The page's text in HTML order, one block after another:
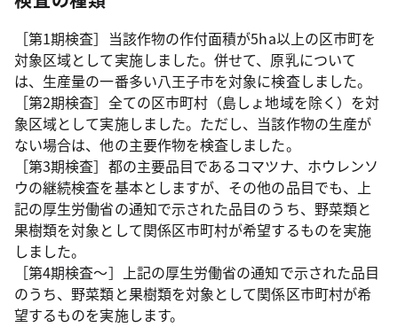
［第1期検査］当該作物の作付面積が5ha以上の区市町を
対象区域として実施しました。併せて、原乳について
は、生産量の一番多い八王子市を対象に検査しました。
［第2期検査］全ての区市町村（島しょ地域を除く）を対
象区域として実施しました。ただし、当該作物の生産が
ない場合は、他の主要作物を検査しました。
［第3期検査］都の主要品目であるコマツナ、ホウレンソ
ウの継続検査を基本としますが、その他の品目でも、上
記の厚生労働省の通知で示された品目のうち、野菜類と
果樹類を対象として関係区市町村が希望するものを実施
しました。
［第4期検査～］上記の厚生労働省の通知で示された品目
のうち、野菜類と果樹類を対象として関係区市町村が希
望するものを実施します。